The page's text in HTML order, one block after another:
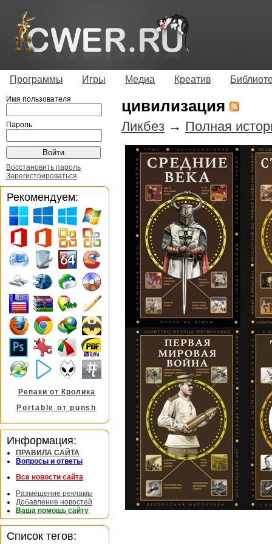
Программы Игры Медиа Креатив
цивилизация
Ликбез → Полная
Имя пользователя
Пароль
Восстановить пароль
Зарегистрироваться
Рекомендуем:
Репаки от Кролика
Portable от punsh
Информация:
ПРАВИЛА САЙТА
Вопросы и ответы
Все новости сайта
Размещение рекламы
Добавление новостей
Ваша помощь сайту
Список тегов: